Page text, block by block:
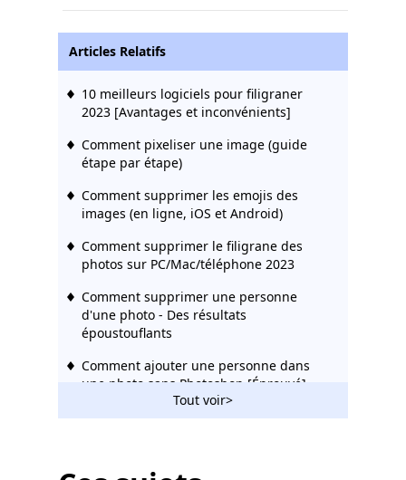
Articles Relatifs
10 meilleurs logiciels pour filigraner
2023 [Avantages et inconvénients]
Comment pixeliser une image (guide
étape par étape)
Comment supprimer les emojis des
images (en ligne, iOS et Android)
Comment supprimer le filigrane des
photos sur PC/Mac/téléphone 2023
Comment supprimer une personne
d'une photo - Des résultats
époustouflants
Comment ajouter une personne dans
une photo sans Photoshop [Éprouvé]
Comment filigraner des photos sur
Tout voir>